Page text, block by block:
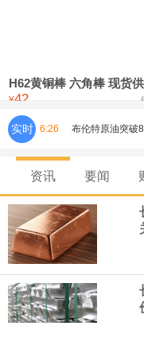
氯化镍
H62黄铜棒 六角棒 现货
¥42
实时 6:26 布伦特原油突破
美联储穆萨莱
上，我倾向于加
美联储穆萨莱姆
消退，通胀有望
资讯 要闻